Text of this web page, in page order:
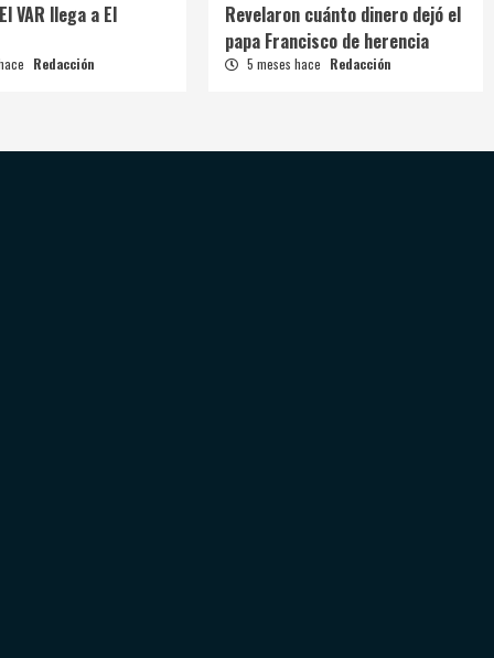
VAR llega a El
Redacción
Revelaron cuánto dinero dejó el
papa Francisco de herencia
5 meses hace Redacción